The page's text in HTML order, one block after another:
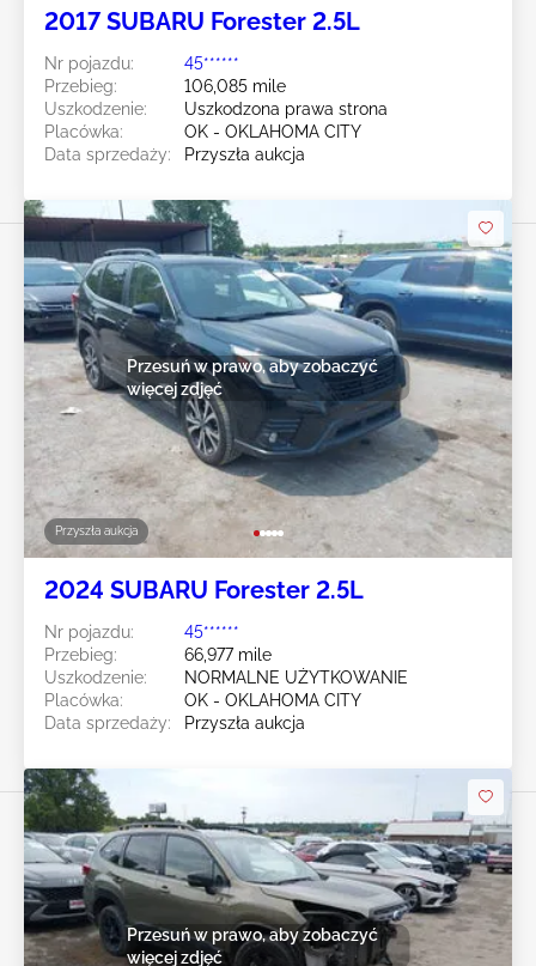
2017 SUBARU Forester 2.5L
Nr pojazdu:
45******
Przebieg:
106,085 mile
Uszkodzenie:
Uszkodzona prawa strona
Placówka:
OK - OKLAHOMA CITY
Data sprzedaży:
Przyszła aukcja
Przyszła aukcja
Przesuń w prawo, aby zobaczyć
więcej zdjęć
2024 SUBARU Forester 2.5L
Nr pojazdu:
45******
Przebieg:
66,977 mile
Uszkodzenie:
NORMALNE UŻYTKOWANIE
Placówka:
OK - OKLAHOMA CITY
Data sprzedaży:
Przyszła aukcja
Przesuń w prawo, aby zobaczyć
więcej zdjęć